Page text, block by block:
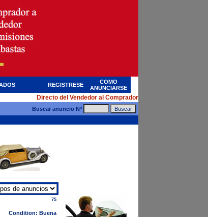
REGISTRESE
COMO
ANUNCIARSE
Directo del Vendedor al Comprador
Buscar anuncio Nº
75
Condition: Buena